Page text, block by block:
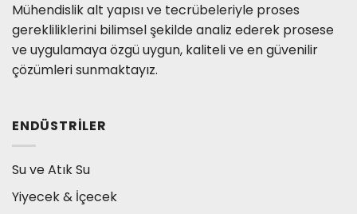
Mühendislik alt yapısı ve tecrübeleriyle proses
gerekliliklerini bilimsel şekilde analiz ederek prosese
ve uygulamaya özgü uygun, kaliteli ve en güvenilir
çözümleri sunmaktayız.
ENDÜSTRILER
Su ve Atık Su
Yiyecek & İçecek